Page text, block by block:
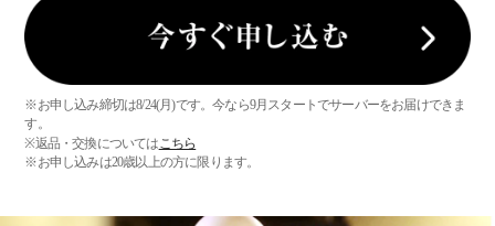
※お申し込み締切は8/24(月)です。今なら9月スタートでサーバーをお届けできま
す。
※返品・交換についてはこちら
※お申し込みは20歳以上の方に限ります。